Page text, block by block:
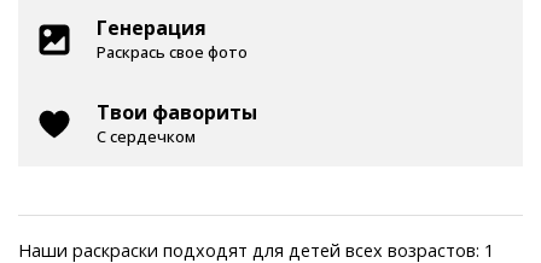
Генерация
Раскрась свое фото
Твои фавориты
С сердечком
Наши раскраски подходят для детей всех возрастов: 1